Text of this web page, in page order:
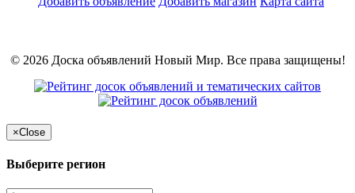
© 2026 Доска объявлений Новый Мир. Все права защищены!
×Close
Выберите регион